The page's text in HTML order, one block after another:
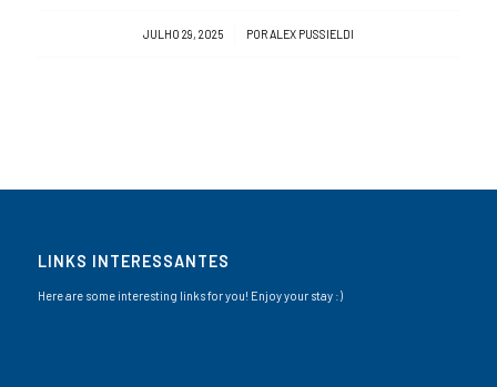
JULHO 29, 2025
/ PORALEX PUSSIELDI
LINKS INTERESSANTES
Here are some interesting links for you! Enjoy your stay :)